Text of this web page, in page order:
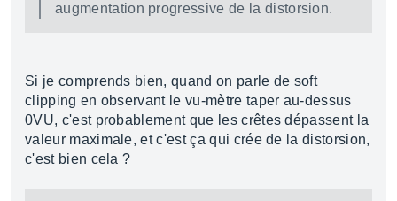
augmentation progressive de la distorsion.
Si je comprends bien, quand on parle de soft
clipping en observant le vu-mètre taper au-dessus
0VU, c'est probablement que les crêtes dépassent la
valeur maximale, et c'est ça qui crée de la distorsion,
c'est bien cela ?